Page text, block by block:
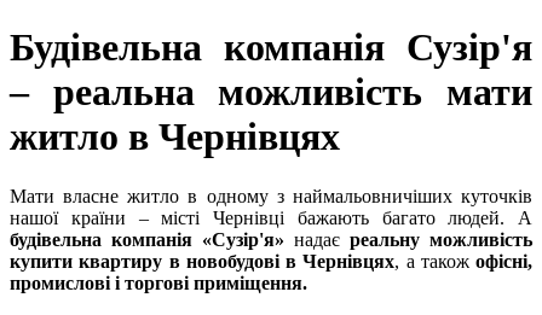
Будівельна компанія Сузір'я
– реальна можливість мати
житло в Чернівцях
Мати власне житло в одному з наймальовничіших куточків
нашої країни – місті Чернівці бажають багато людей. А
будівельна компанія «Сузір'я» надає реальну можливість
купити квартиру в новобудові в Чернівцях, а також офісні,
промислові і торгові приміщення.